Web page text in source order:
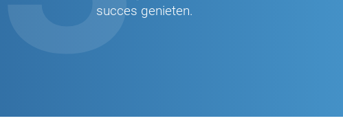
succes genieten.